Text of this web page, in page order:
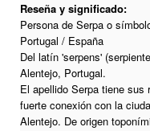
Reseña y significado:
Persona de Serpa o
Portugal / España
Del latín 'serpens'
Alentejo, Portugal.
El apellido Serpa tiene
fuerte conexión con la
Alentejo. De origen